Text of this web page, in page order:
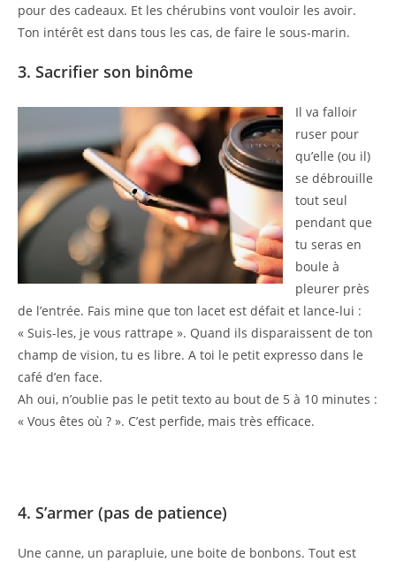
pour des cadeaux. Et les chérubins vont vouloir les avoir.
Ton intérêt est dans tous les cas, de faire le sous-marin.
3. Sacrifier son binôme
Il va falloir
ruser pour
qu’elle (ou il)
se débrouille
tout seul
pendant que
tu seras en
boule à
pleurer près
de l’entrée. Fais mine que ton lacet est défait et lance-lui :
« Suis-les, je vous rattrape ». Quand ils disparaissent de ton
champ de vision, tu es libre. A toi le petit expresso dans le
café d’en face.
Ah oui, n’oublie pas le petit texto au bout de 5 à 10 minutes :
« Vous êtes où ? ». C’est perfide, mais très efficace.
4. S’armer (pas de patience)
Une canne, un parapluie, une boite de bonbons. Tout est